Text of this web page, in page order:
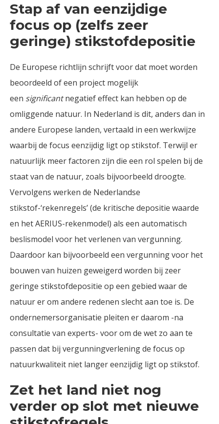
Stap af van eenzijdige
focus op (zelfs zeer
geringe) stikstofdepositie
De Europese richtlijn schrijft voor dat moet worden
beoordeeld of een project mogelijk
een significantnegatief effect kan hebben op de
omliggende natuur. In Nederland is dit, anders dan in
andere Europese landen, vertaald in een werkwijze
waarbij de focus eenzijdig ligt op stikstof. Terwijl er
natuurlijk meer factoren zijn die een rol spelen bij de
staat van de natuur, zoals bijvoorbeeld droogte.
Vervolgens werken de Nederlandse
stikstof-‘rekenregels’ (de kritische depositie waarde
en het AERIUS-rekenmodel) als een automatisch
beslismodel voor het verlenen van vergunning.
Daardoor kan bijvoorbeeld een vergunning voor het
bouwen van huizen geweigerd worden bij zeer
geringe stikstofdepositie op een gebied waar de
natuur er om andere redenen slecht aan toe is. De
ondernemersorganisatie pleiten er daarom -na
consultatie van experts- voor om de wet zo aan te
passen dat bij vergunningverlening de focus op
natuurkwaliteit niet langer eenzijdig ligt op stikstof.
Zet het land niet nog
verder op slot met nieuwe